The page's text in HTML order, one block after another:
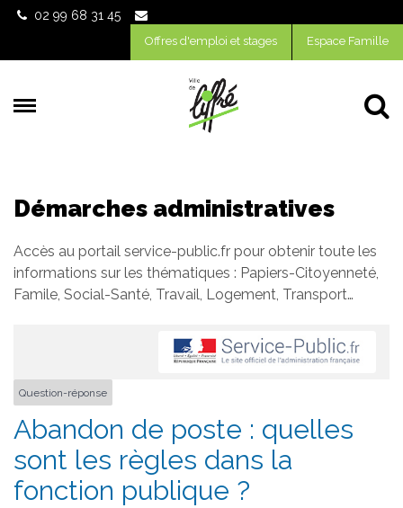
Gestion des traceurs
02 99 68 31 45
Offres d'emploi et stages Espace Famille
Démarches administratives
Accès au portail service-public.fr pour obtenir toute les
informations sur les thématiques : Papiers-Citoyenneté,
Famile, Social-Santé, Travail, Logement, Transport…
Question-réponse
Abandon de poste : quelles
sont les règles dans la
fonction publique ?